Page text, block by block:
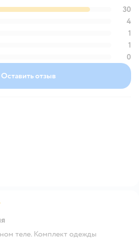
30
4
1
1
0
Оставить отзыв
теле. Комплект одежды